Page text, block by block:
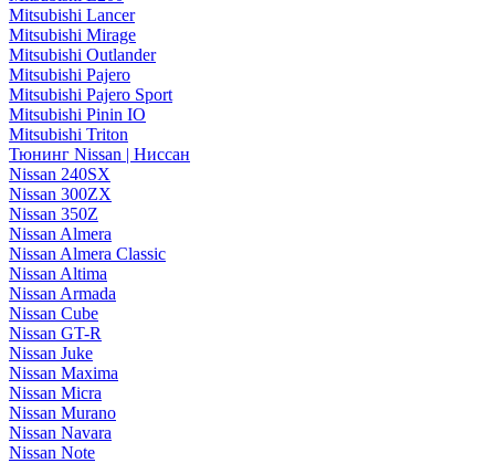
Mitsubishi Lancer
Mitsubishi Mirage
Mitsubishi Outlander
Mitsubishi Pajero
Mitsubishi Pajero Sport
Mitsubishi Pinin IO
Mitsubishi Triton
Тюнинг Nissan | Ниссан
Nissan 240SX
Nissan 300ZX
Nissan 350Z
Nissan Almera
Nissan Almera Classic
Nissan Altima
Nissan Armada
Nissan Cube
Nissan GT-R
Nissan Juke
Nissan Maxima
Nissan Micra
Nissan Murano
Nissan Navara
Nissan Note